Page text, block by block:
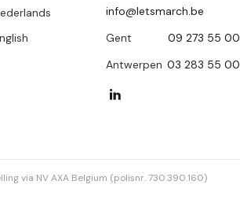
info@letsmarch.be
Gent
09 273 55 00
Antwerpen 03 283 55 00
via NV AXA Belgium (polisnr. 730.390.160)